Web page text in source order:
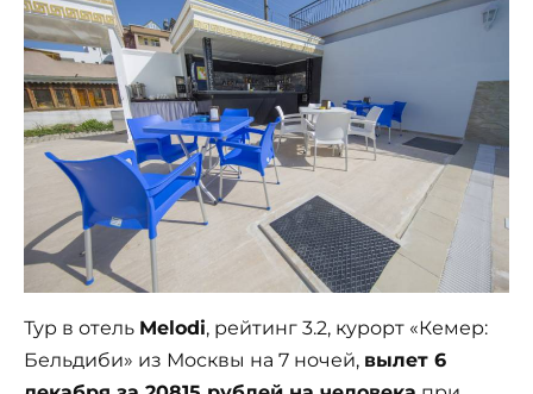
Тур в отель Melodi, рейтинг 3.2, курорт «Кемер:
Бельдиби» из Москвы на 7 ночей, вылет 6